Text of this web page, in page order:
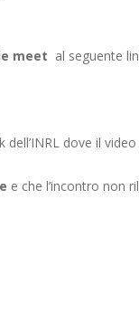
meet al seguente
dove il
e che l’incontro non